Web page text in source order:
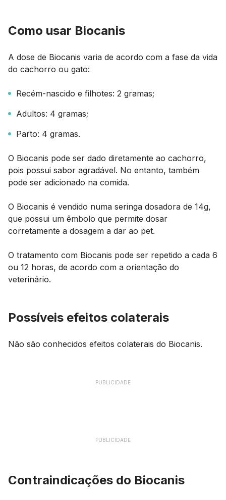
Como usar Biocanis
A dose de Biocanis varia de acordo com a fase da vida
do cachorro ou gato:
Recém-nascido e filhotes: 2 gramas;
Adultos: 4 gramas;
Parto: 4 gramas.
O Biocanis pode ser dado diretamente ao cachorro,
pois possui sabor agradável. No entanto, também
pode ser adicionado na comida.
O Biocanis é vendido numa seringa dosadora de 14g,
que possui um êmbolo que permite dosar
corretamente a dosagem a dar ao pet.
O tratamento com Biocanis pode ser repetido a cada 6
ou 12 horas, de acordo com a orientação do
veterinário.
Possíveis efeitos colaterais
Não são conhecidos efeitos colaterais do Biocanis.
PUBLICIDADE
PUBLICIDADE
Contraindicações do Biocanis